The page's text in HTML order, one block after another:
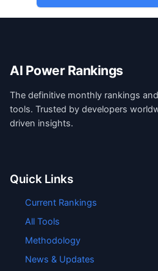
AI Power Rankings
The definitive monthly rankings
tools. Trusted by developers
driven insights.
Quick Links
Current Rankings
All Tools
Methodology
News & Updates